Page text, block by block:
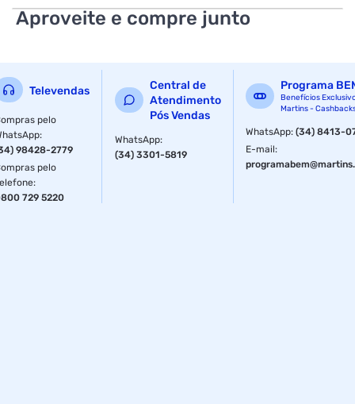
Aproveite e compre junto
Televendas
pelo
:
98428-2779
pelo
:
729 5220
Central de
Atendimento
Pós Vendas
WhatsApp:
(34) 3301-5819
Programa
Benefícios
Martins -
WhatsApp:(34) 8413-
E-mail: